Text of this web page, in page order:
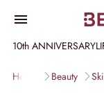
10th ANNIVERSARY
Home Beauty